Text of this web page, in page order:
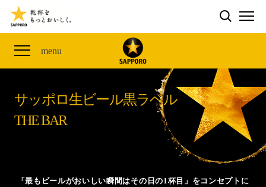
検索する
menu
THE PERFECT 黒ラベル WAGON 出展FES
THE PERFECT 黒ラベル WAGON -LIVE DRAFT-
ザ・パーフェクト黒ラベル アワード
「満天☆青空レストラン」コラボキャンペーン
山本由伸選手応援プロジェクト「GET A STAR
YOSHINOBU」
黒ラベル×『エヴァンゲリオン』30th Anniv.
サッポロ生ビール黒ラベル 『THE STAR JAM』
サッポロ生ビール黒ラベル
オカズデザインが提案する
ザ・パーフェクト黒ラベル
サッポロ生ビール黒ラベル THE BAR
ザ・パーフェクト黒ラベルが飲めるお店
CLUB 黒ラベル
サッポロ生ビール黒ラベル
THE BAR
「最もビールがおいしい瞬間はその日の1杯目」をコンセプトに